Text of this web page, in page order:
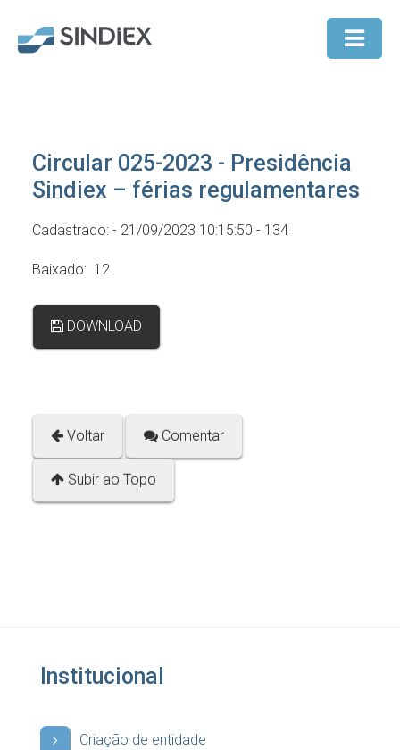
Circular 025-2023 - Presidência
Sindiex – férias regulamentares
Cadastrado: - 21/09/2023 10:15:50 - 134
Baixado: 12
DOWNLOAD
Voltar Comentar
Subir ao Topo
Institucional
Criação de entidade